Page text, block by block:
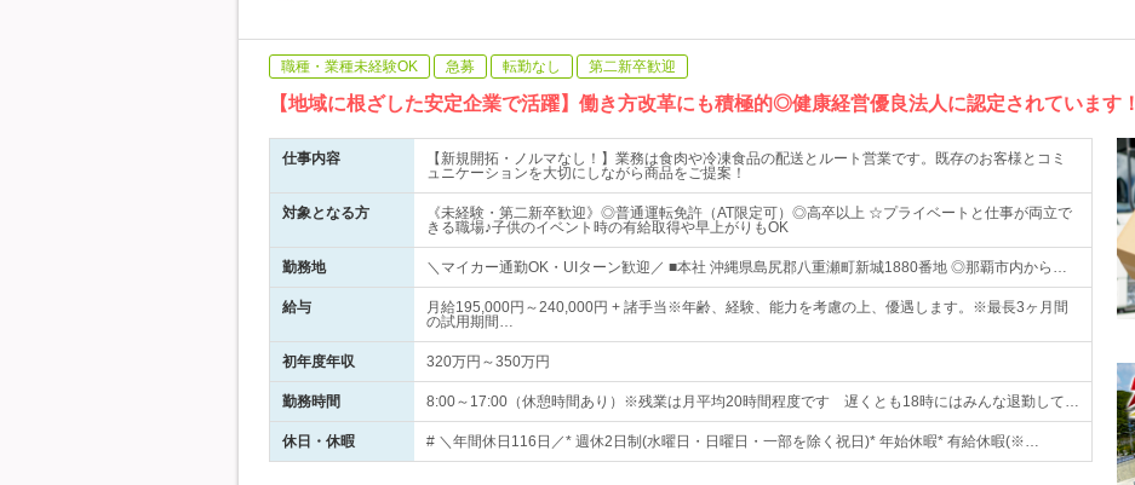
職種・業種未経験OK 急募 転勤なし 第二新卒歓迎
【地域に根ざした安定企業で活躍】働き方改革にも積極的◎健康経営優良法人に認定されています！
仕事内容
【新規開拓・ノルマなし！】業務は食肉や冷凍食品の配送とルート営業です。既存のお客様とコミ
ュニケーションを大切にしながら商品をご提案！
対象となる方
《未経験・第二新卒歓迎》◎普通運転免許（AT限定可）◎高卒以上 ☆プライベートと仕事が両立で
きる職場♪子供のイベント時の有給取得や早上がりもOK
勤務地 ＼マイカー通勤OK・UIターン歓迎／ ■本社 沖縄県島尻郡八重瀬町新城1880番地 ◎那覇市内から…
給与
月給195,000円～240,000円 + 諸手当※年齢、経験、能力を考慮の上、優遇します。※最長3ヶ月間
の試用期間…
初年度年収 320万円～350万円
勤務時間 8:00～17:00（休憩時間あり）※残業は月平均20時間程度です 遅くとも18時にはみんな退勤して…
休日・休暇 # ＼年間休日116日／* 週休2日制(水曜日・日曜日・一部を除く祝日)* 年始休暇* 有給休暇(※…